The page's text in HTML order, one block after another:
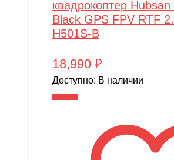
квадрокоптер
Black GPS FPV RTF
H501S-B
18,990 ₽
Доступно: В наличии